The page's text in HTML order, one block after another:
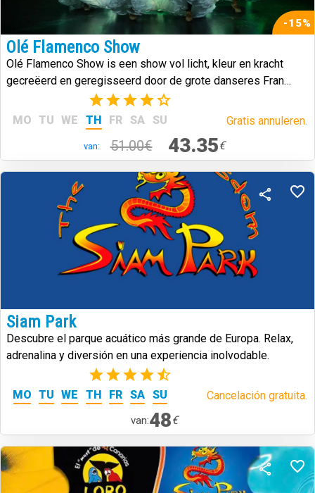
-15%
Olé Flamenco Show
Olé Flamenco Show is een show vol licht, kleur en kracht
gecreëerd en geregisseerd door de grote danseres Fran
(3)
MO TU WE TH FR SA SU Gratis annuleren.
van: 51.00€ 43.35€
Siam Park
Descubre el parque acuático más grande de Europa. Relax,
adrenalina y diversión en una experiencia inolvodable.
(39)
MO TU WE TH FR SA SU Cancelación gratuita.
van:48€